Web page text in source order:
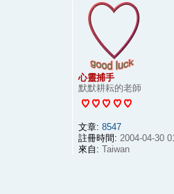
心靈捕手
默默耕耘的老師
文章: 8547
註冊時間: 2004-04-30
來自: Taiwan